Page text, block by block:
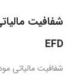
شفافیت
EFD